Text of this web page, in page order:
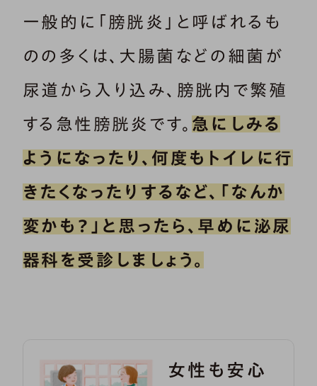
一般的に「膀胱炎」と呼ばれるも
のの多くは、大腸菌などの細菌が
尿道から入り込み、膀胱内で繁殖
する急性膀胱炎です。 急にしみる
ようになったり、何度もトイレに行
きたくなったりするなど、「なんか
変かも？」と思ったら、早めに泌尿
器科を受診しましょう。
女性も安心